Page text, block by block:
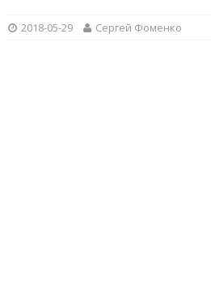
2018-05-29 Сергей Фоменко